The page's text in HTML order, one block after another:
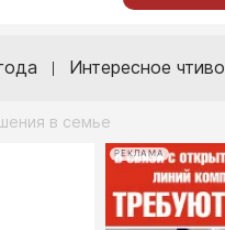
Интересное чтиво
в семье
РЕКЛАМА